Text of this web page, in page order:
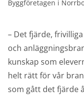
Byggföretagen i
– Det fjärde,
och
kunskap som
helt rätt för vår
som gått det fjärde